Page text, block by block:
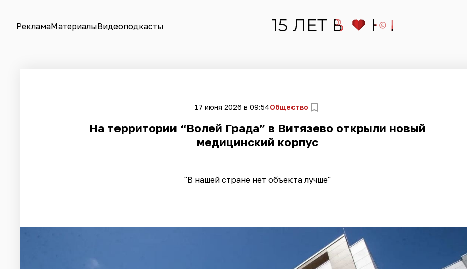
РекламаМатериалыВидеоподкасты
17 июня 2026 в 09:54Общество
На территории “Волей Града” в Витязево открыли новый
медицинский корпус
"В нашей стране нет объекта лучше"